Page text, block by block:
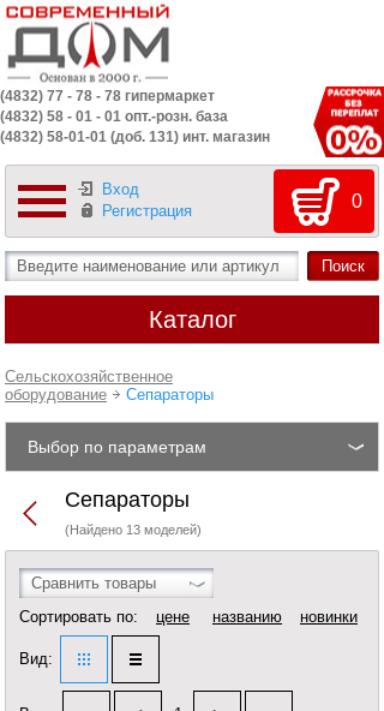
(4832) 77 - 78 - 78 гипермаркет
(4832) 58 - 01 - 01 опт.-розн. база
(4832) 58-01-01 (доб. 131) инт. магазин
Вход
Регистрация
0
Каталог
Сельскохозяйственное
оборудование
Сепараторы
Выбор по параметрам
Сепараторы
(Найдено 13 моделей)
Сравнить товары
Сортировать по:
цене названию новинки
Вид: